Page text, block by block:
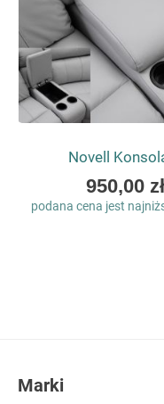
Novell
As
low
950,00 zł
podana cena jest
Marki